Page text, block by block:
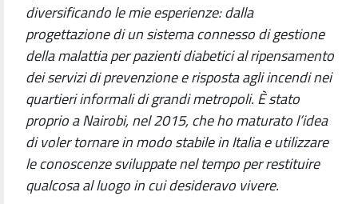
diversificando le mie esperienze: dalla
progettazione di un sistema connesso di gestione
della malattia per pazienti diabetici al ripensamento
dei servizi di prevenzione e risposta agli incendi nei
quartieri informali di grandi metropoli. È stato
proprio a Nairobi, nel 2015, che ho maturato l’idea
di voler tornare in modo stabile in Italia e utilizzare
le conoscenze sviluppate nel tempo per restituire
qualcosa al luogo in cui desideravo vivere.